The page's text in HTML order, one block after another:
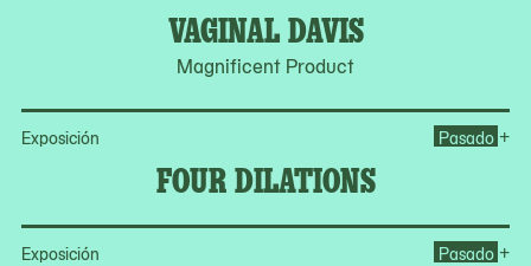
VAGINAL DAVIS
Magnificent Product
Exposición
FOUR DILATIONS
Pasado +
Exposición Pasado +